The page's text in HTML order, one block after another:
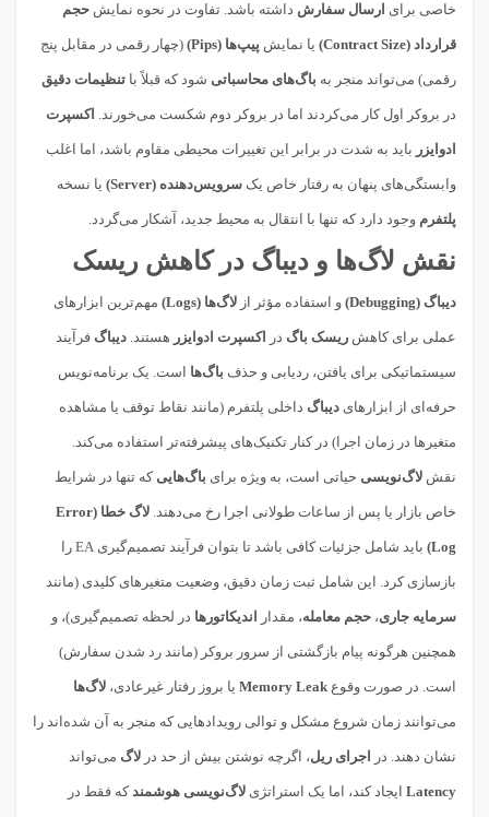
خاصی برای ارسال سفارش داشته باشد. تفاوت در نحوه نمایش حجم
قرارداد (Contract Size) یا نمایش پیپ‌ها (Pips) (چهار رقمی در مقابل پنج
رقمی) می‌تواند منجر به باگ‌های محاسباتی شود که قبلاً با تنظیمات دقیق
در بروکر اول کار می‌کردند اما در بروکر دوم شکست می‌خورند. اکسپرت
ادوایزر باید به شدت در برابر این تغییرات محیطی مقاوم باشد، اما اغلب
وابستگی‌های پنهان به رفتار خاص یک سرویس‌دهنده (Server) یا نسخه
پلتفرم وجود دارد که تنها با انتقال به محیط جدید، آشکار می‌گردد.
نقش لاگ‌ها و دیباگ در کاهش ریسک
دیباگ (Debugging) و استفاده مؤثر از لاگ‌ها (Logs) مهم‌ترین ابزارهای
عملی برای کاهش ریسک باگ در اکسپرت ادوایزر هستند. دیباگ فرآیند
سیستماتیکی برای یافتن، ردیابی و حذف باگ‌ها است. یک برنامه‌نویس
حرفه‌ای از ابزارهای دیباگ داخلی پلتفرم (مانند نقاط توقف یا مشاهده
متغیرها در زمان اجرا) در کنار تکنیک‌های پیشرفته‌تر استفاده می‌کند.
نقش لاگ‌نویسی حیاتی است، به ویژه برای باگ‌هایی که تنها در شرایط
خاص بازار یا پس از ساعات طولانی اجرا رخ می‌دهند. لاگ خطا (Error
Log) باید شامل جزئیات کافی باشد تا بتوان فرآیند تصمیم‌گیری EA را
بازسازی کرد. این شامل ثبت زمان دقیق، وضعیت متغیرهای کلیدی (مانند
سرمایه جاری، حجم معامله، مقدار اندیکاتورها در لحظه تصمیم‌گیری)، و
همچنین هرگونه پیام بازگشتی از سرور بروکر (مانند رد شدن سفارش)
است. در صورت وقوع Memory Leak یا بروز رفتار غیرعادی، لاگ‌ها
می‌توانند زمان شروع مشکل و توالی رویدادهایی که منجر به آن شده‌اند را
نشان دهند. در اجرای ریل، اگرچه نوشتن بیش از حد در لاگ می‌تواند
Latency ایجاد کند، اما یک استراتژی لاگ‌نویسی هوشمندکه فقط در